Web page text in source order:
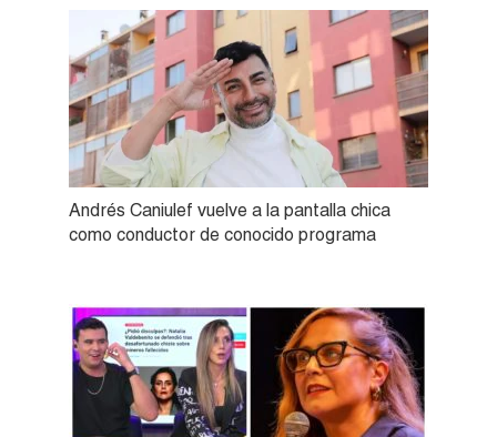
Andrés Caniulef vuelve a la pantalla chica
como conductor de conocido programa